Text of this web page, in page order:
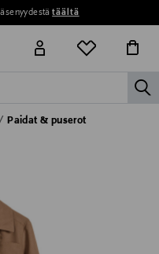
täältä
LAPSET KOTI
Paidat & puserot